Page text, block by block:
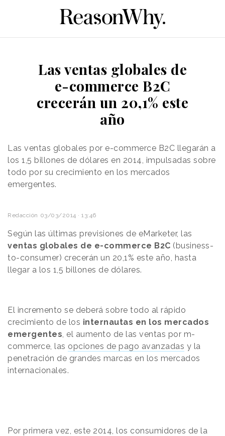
Las ventas globales de
e-commerce B2C
crecerán un 20,1% este
año
Las ventas globales por e-commerce B2C llegarán a
los 1,5 billones de dólares en 2014, impulsadas sobre
todo por su crecimiento en los mercados
emergentes.
Redacción 03/03/2014 · 13:46
Según las últimas previsiones de eMarketer, las
ventas globales de e-commerce B2C (business-
to-consumer) crecerán un 20,1% este año, hasta
llegar a los 1,5 billones de dólares.
El incremento se deberá sobre todo al rápido
crecimiento de los internautas en los mercados
emergentes , el aumento de las ventas por m-
commerce, las opciones de pago avanzadas y la
penetración de grandes marcas en los mercados
internacionales.
Por primera vez, este 2014, los consumidores de la